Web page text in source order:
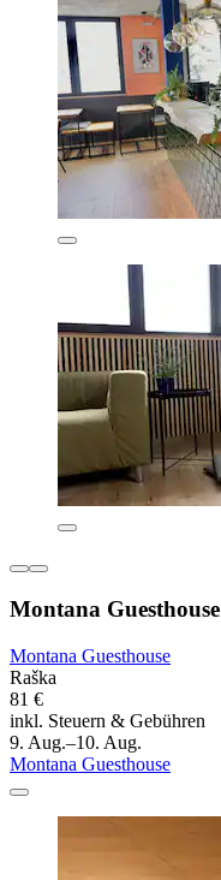
Montana Guesthouse
Montana Guesthouse
Raška
81 €
inkl. Steuern & Gebühren
9. Aug.–10. Aug.
Montana Guesthouse